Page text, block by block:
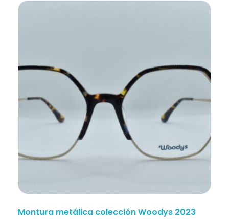
Montura metálica colección Woodys 2023